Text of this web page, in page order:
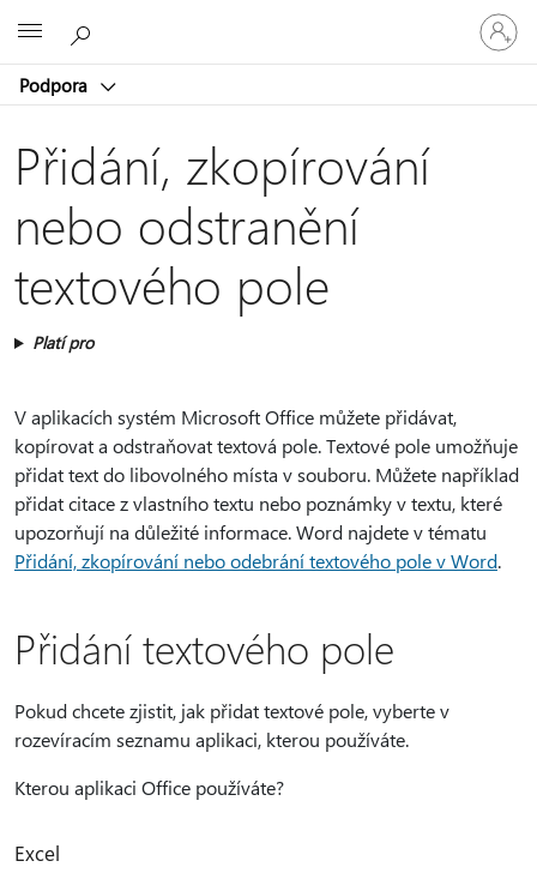
Podpora
Přihlaste
se
ke
účtu
Přidání, zkopírování
nebo odstranění
textového pole
Platí pro
V aplikacích systém Microsoft Office můžete přidávat,
kopírovat a odstraňovat textová pole. Textové pole umožňuje
přidat text do libovolného místa v souboru. Můžete například
přidat citace z vlastního textu nebo poznámky v textu, které
upozorňují na důležité informace. Word najdete v tématu
Přidání, zkopírování nebo odebrání textového pole v Word.
Přidání textového pole
Pokud chcete zjistit, jak přidat textové pole, vyberte v
rozevíracím seznamu aplikaci, kterou používáte.
Kterou aplikaci Office používáte?
Excel